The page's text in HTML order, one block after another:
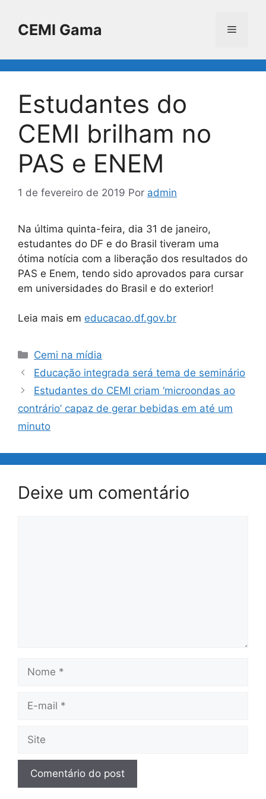
CEMI Gama Menu
Estudantes do
CEMI brilham no
PAS e ENEM
1 de fevereiro de 2019 Por admin
Na última quinta-feira, dia 31 de janeiro,
estudantes do DF e do Brasil tiveram uma
ótima notícia com a liberação dos resultados do
PAS e Enem, tendo sido aprovados para cursar
em universidades do Brasil e do exterior!
Leia mais em educacao.df.gov.br
Categorias
Cemi na mídia
Educação integrada será tema de seminário
Estudantes do CEMI criam ‘microondas ao
contrário’ capaz de gerar bebidas em até um
minuto
Deixe um comentário
Nome
Site